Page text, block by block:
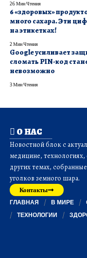
26 Мин Чтения
6 «здоровых»
много сахара. Эти
на этикетках!
2 Мин Чтения
Google усиливает
сломать PIN-код
невозможно
3 Мин Чтения
О НАС
Новостной блок с
медицине,
других темах,
уголков земного шара.
Контакты
ГЛАВНАЯ В МИРЕ
ТЕХНОЛОГИИ